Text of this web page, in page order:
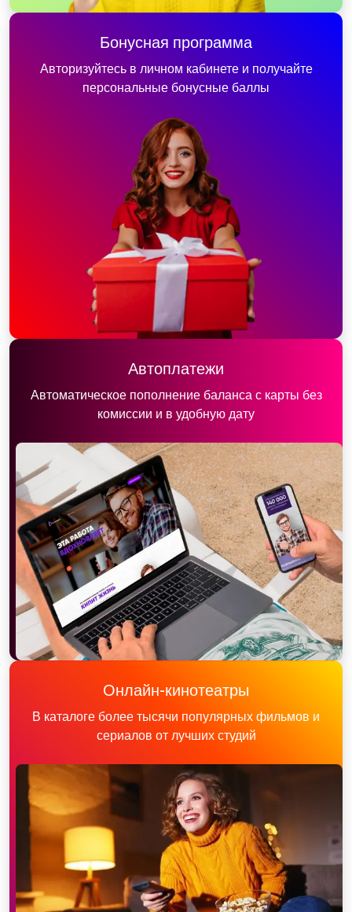
Бонусная программа
Авторизуйтесь в личном кабинете и получайте
персональные бонусные баллы
Автоплатежи
Автоматическое пополнение баланса с карты без
комиссии и в удобную дату
Онлайн-кинотеатры
В каталоге более тысячи популярных фильмов и
сериалов от лучших студий